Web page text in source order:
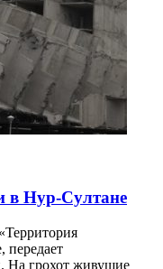
в Нур-Султане
передает
На грохот живущие